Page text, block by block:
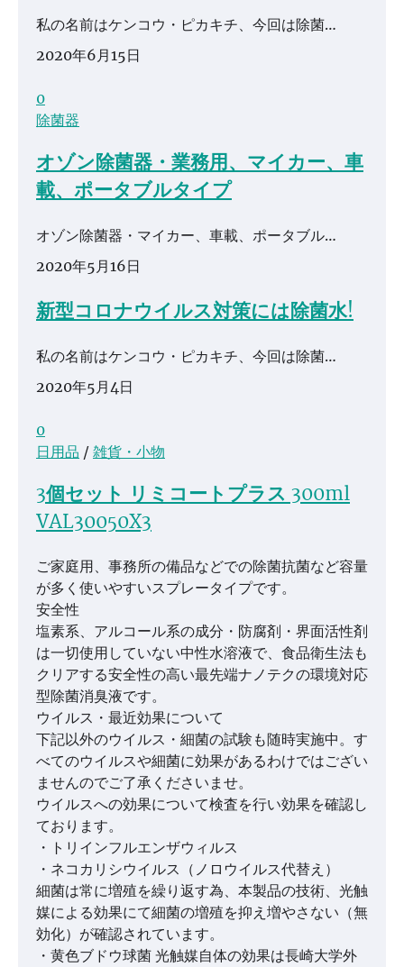
私の名前はケンコウ・ピカキチ、今回は除菌…
2020年6月15日
0
除菌器
オゾン除菌器・業務用、マイカー、車
載、ポータブルタイプ
オゾン除菌器・マイカー、車載、ポータブル…
2020年5月16日
新型コロナウイルス対策には除菌水!
私の名前はケンコウ・ピカキチ、今回は除菌…
2020年5月4日
0
日用品 / 雑貨・小物
3個セット リミコートプラス 300ml
VAL30050X3
ご家庭用、事務所の備品などでの除菌抗菌など容量
が多く使いやすいスプレータイプです。
安全性
塩素系、アルコール系の成分・防腐剤・界面活性剤
は一切使用していない中性水溶液で、食品衛生法も
クリアする安全性の高い最先端ナノテクの環境対応
型除菌消臭液です。
ウイルス・最近効果について
下記以外のウイルス・細菌の試験も随時実施中。す
べてのウイルスや細菌に効果があるわけではござい
ませんのでご了承くださいませ。
ウイルスへの効果について検査を行い効果を確認し
ております。
・トリインフルエンザウィルス
・ネコカリシウイルス（ノロウイルス代替え）
細菌は常に増殖を繰り返す為、本製品の技術、光触
媒による効果にて細菌の増殖を抑え増やさない（無
効化）が確認されています。
・黄色ブドウ球菌 光触媒自体の効果は長崎大学外